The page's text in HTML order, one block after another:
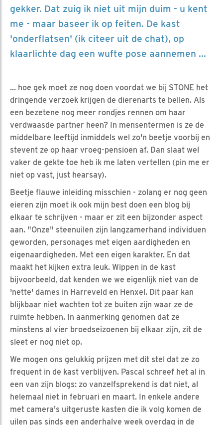
gekker. Dat zuig ik niet uit mijn duim - u kent
me - maar baseer ik op feiten. De kast
'onderflatsen' (ik citeer uit de chat), op
klaarlichte dag een wufte pose aannemen ...
... hoe gek moet ze nog doen voordat we bij STONE het
dringende verzoek krijgen de dierenarts te bellen. Als
een bezetene nog meer rondjes rennen om haar
verdwaasde partner heen? In mensentermen is ze de
middelbare leeftijd inmiddels wel zo'n beetje voorbij en
stevent ze op haar vroeg-pensioen af. Dan slaat wel
vaker de gekte toe heb ik me laten vertellen (pin me er
niet op vast, just hearsay).
Beetje flauwe inleiding misschien - zolang er nog geen
eieren zijn moet ik ook mijn best doen een blog bij
elkaar te schrijven - maar er zit een bijzonder aspect
aan. "Onze" steenuilen zijn langzamerhand individuen
geworden, personages met eigen aardigheden en
eigenaardigheden. Met een eigen karakter. En dat
maakt het kijken extra leuk. Wippen in de kast
bijvoorbeeld, dat kenden we we eigenlijk niet van de
'nette' dames in Harreveld en Henxel. Dit paar kan
blijkbaar niet wachten tot ze buiten zijn waar ze de
ruimte hebben. In aanmerking genomen dat ze
minstens al vier broedseizoenen bij elkaar zijn, zit de
sleet er nog niet op.
We mogen ons gelukkig prijzen met dit stel dat ze zo
frequent in de kast verblijven. Pascal schreef het al in
een van zijn blogs: zo vanzelfsprekend is dat niet, al
helemaal niet in februari en maart. In enkele andere
met camera's uitgeruste kasten die ik volg komen de
uilen pas sinds een anderhalve week overdag in de